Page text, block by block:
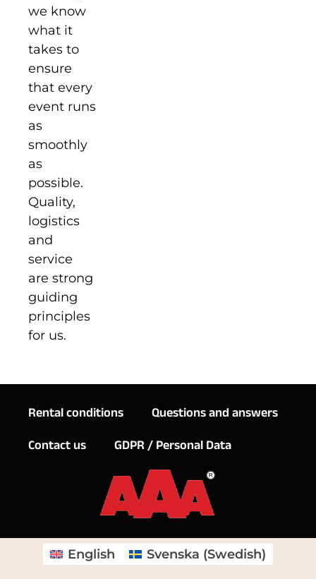
we know
what it
takes to
ensure
that every
event runs
as
smoothly
as
possible.
Quality,
logistics
and
service
are strong
guiding
principles
for us.
Rental conditions
Questions and answers
Contact us
GDPR / Personal Data
English Svenska (Swedish)